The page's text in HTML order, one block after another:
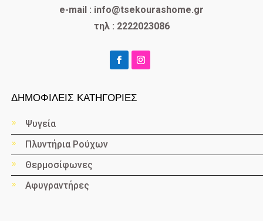
e-mail : info@tsekourashome.gr
τηλ : 2222023086
ΔΗΜΟΦΙΛΕΙΣ ΚΑΤΗΓΟΡΙΕΣ
Ψυγεία
Πλυντήρια Ρούχων
Θερμοσίφωνες
Αφυγραντήρες